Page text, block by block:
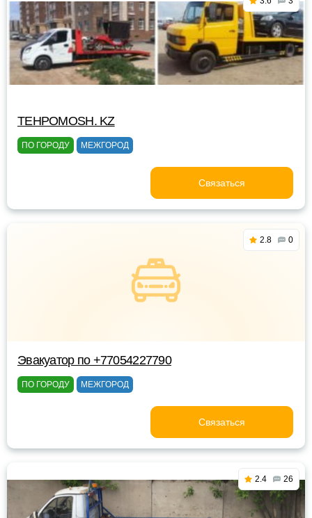
TEHPOMOSH. KZ
ПО ГОРОДУ МЕЖГОРОД
Связаться
2.8 0
Эвакуатор по +77054227790
ПО ГОРОДУ МЕЖГОРОД
Связаться
2.4 26